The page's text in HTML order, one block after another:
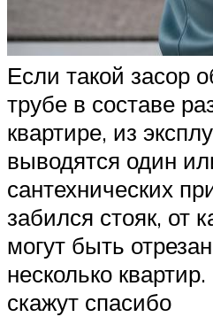
Если такой засор
трубе в составе
квартире, из
выводятся один
сантехнических
забился стояк, от
могут быть
несколько
скажут спасибо